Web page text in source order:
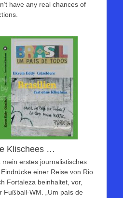
have any real chances of
Klischees …
erstes journalistisches
einer Reise von Rio
Fortaleza beinhaltet, vor,
Fußball-WM. „Um país de